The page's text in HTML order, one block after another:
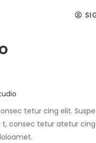
tetur cing elit.
consec tetur atetur cing